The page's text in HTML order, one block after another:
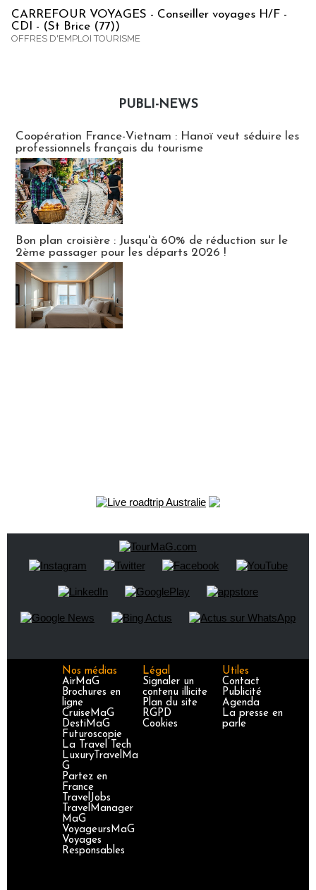
CARREFOUR VOYAGES - Conseiller voyages H/F -
CDI - (St Brice (77))
OFFRES D'EMPLOI TOURISME
PUBLI-NEWS
Coopération France-Vietnam : Hanoï veut séduire les
professionnels français du tourisme
Bon plan croisière : Jusqu'à 60% de réduction sur le
2ème passager pour les départs 2026 !
Nos médias
AirMaG
Brochures en
ligne
CruiseMaG
DestiMaG
Futuroscopie
La Travel Tech
LuxuryTravelMa
G
Partez en
France
TravelJobs
TravelManager
MaG
VoyageursMaG
Voyages
Responsables
Légal
Signaler un
contenu illicite
Plan du site
RGPD
Cookies
Utiles
Contact
Publicité
Agenda
La presse en
parle